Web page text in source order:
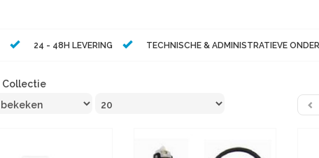
24 - 48H LEVERING TECHNISCHE & ADMINISTRATIEVE
Collectie